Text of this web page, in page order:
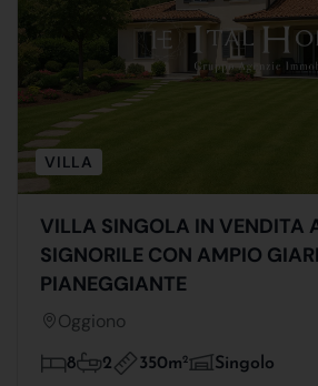
VILLA
VILLA SINGOLA IN VENDITA
SIGNORILE CON AMPIO
PIANEGGIANTE
Oggiono
8 2 350m2 Singolo